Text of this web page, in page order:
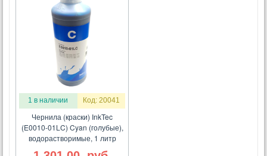
1 в наличии Код: 20041
Чернила (краски) InkTec
(E0010-01LC) Cyan (голубые),
водорастворимые, 1 литр